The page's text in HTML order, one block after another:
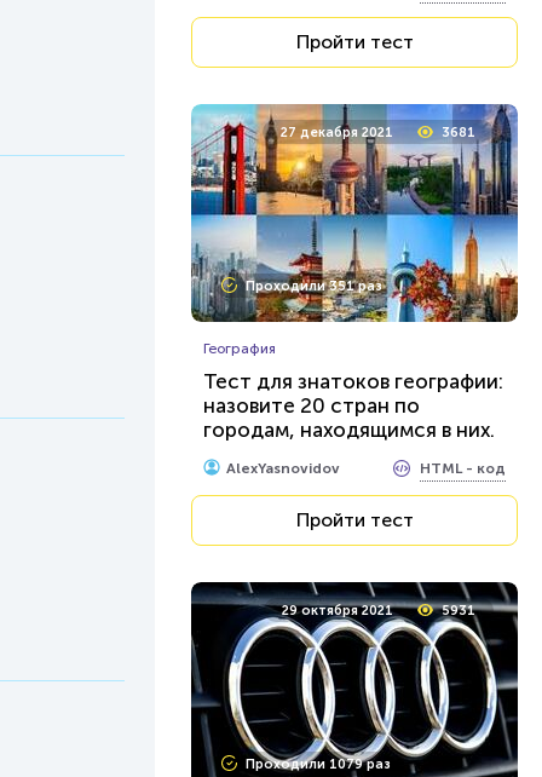
Пройти тест
27 декабря 2021 3681
Проходили 351 раз
География
Тест для знатоков географии:
назовите 20 стран по
городам, находящимся в них.
Будет интересно!
AlexYasnovidov HTML - код
Пройти тест
29 октября 2021 5931
Проходили 1079 раз